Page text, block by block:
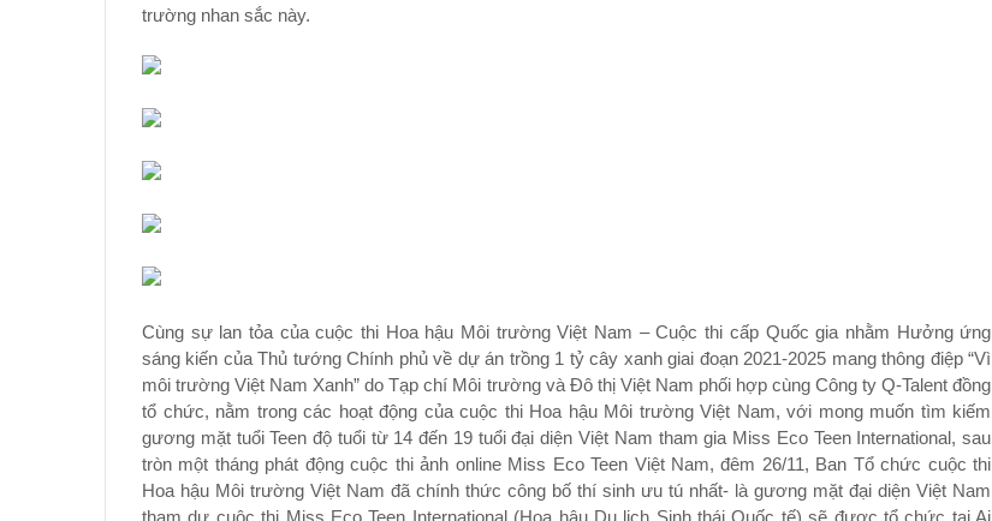
trường nhan sắc này.
Cùng sự lan tỏa của cuộc thi Hoa hậu Môi trường Việt Nam – Cuộc thi cấp Quốc gia nhằm Hưởng ứng
sáng kiến của Thủ tướng Chính phủ về dự án trồng 1 tỷ cây xanh giai đoạn 2021-2025 mang thông điệp “Vì
môi trường Việt Nam Xanh” do Tạp chí Môi trường và Đô thị Việt Nam phối hợp cùng Công ty Q-Talent đồng
tổ chức, nằm trong các hoạt động của cuộc thi Hoa hậu Môi trường Việt Nam, với mong muốn tìm kiếm
gương mặt tuổi Teen độ tuổi từ 14 đến 19 tuổi đại diện Việt Nam tham gia Miss Eco Teen International, sau
tròn một tháng phát động cuộc thi ảnh online Miss Eco Teen Việt Nam, đêm 26/11, Ban Tổ chức cuộc thi
Hoa hậu Môi trường Việt Nam đã chính thức công bố thí sinh ưu tú nhất- là gương mặt đại diện Việt Nam
tham dự cuộc thi Miss Eco Teen International (Hoa hậu Du lịch Sinh thái Quốc tế) sẽ được tổ chức tại Ai